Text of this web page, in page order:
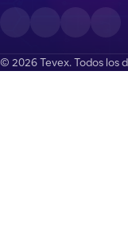
© 2026 Tevex. Todos los